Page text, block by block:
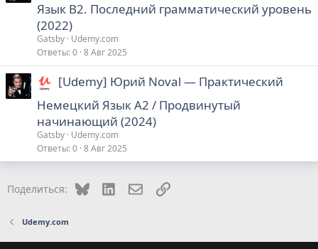
Язык В2. Последний грамматический уровень
(2022)
Gatsby Udemy.com
Ответы 0 8 Авг 2025
[Udemy] Юрий Noval ― Практический
Немецкий Язык А2 / Продвинутый
начинающий (2024)
Gatsby Udemy.com
Ответы 0 8 Авг 2025
Поделиться: Bluesky LinkedInЭлектронная почта
Ссылка
Udemy.com